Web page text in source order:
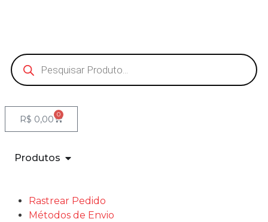
R$ 0,00 0
Produtos
Rastrear Pedido
Métodos de Envio